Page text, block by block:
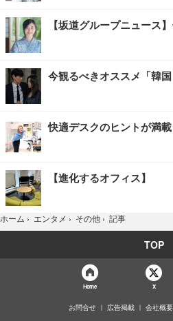
【坂道グループニュース
今観るべきオススメ「韓国
快適デスクのヒントが満
【進化するオフィス】
ホーム › エンタメ › その他 › 記事
TOP
Home X
お問合せ 広告掲載 会社概要